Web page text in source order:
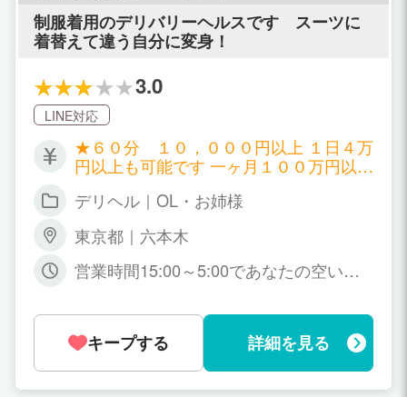
制服着用のデリバリーヘルスです スーツに
着替えて違う自分に変身！
3.0
LINE対応
★６０分 １０，０００円以上 １日４万
円以上も可能です 一ヶ月１００万円以上
ク 本指名バック 出勤ボーナス 延長ボ
ださい 全面的にサポートいたします
デリヘル｜OL・お姉様
東京都｜六本木
営業時間15:00～5:00であなたの空いて
た、完全予約受付もできますのでご相談
ください。
キープする 詳細を見る